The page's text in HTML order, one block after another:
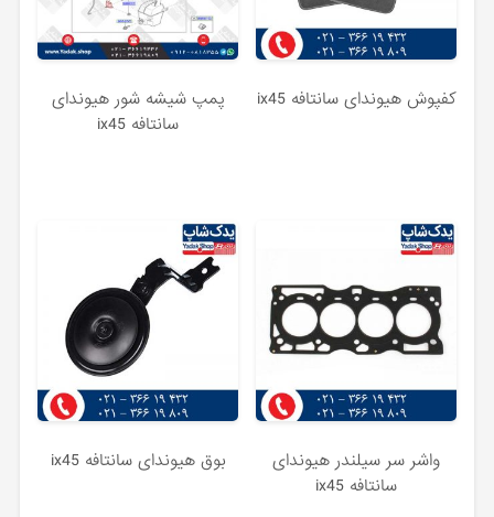
کفپوش هیوندای سانتافه ix45
پمپ شیشه شور هیوندای
سانتافه ix45
واشر سر سیلندر هیوندای
سانتافه ix45
بوق هیوندای سانتافه ix45